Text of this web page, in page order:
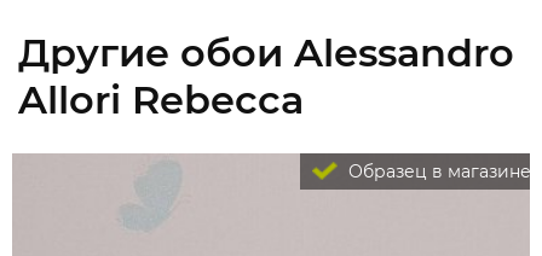
Другие обои Alessandro
Allori Rebecca
Образец в магазине